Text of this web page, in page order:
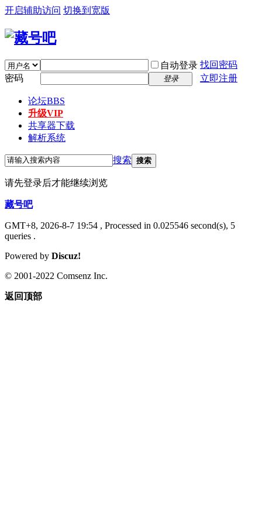
开启辅助访问 切换到宽版
自动登录 找回密码
密码
登录 立即注册
论坛BBS
升级VIP
共享器下载
解析系统
搜索 搜索
请先登录后才能继续浏览
藏号吧
GMT+8, 2026-8-7 19:54 , Processed in 0.025546 second(s), 5
queries .
Powered by Discuz!
© 2001-2022 Comsenz Inc.
返回顶部